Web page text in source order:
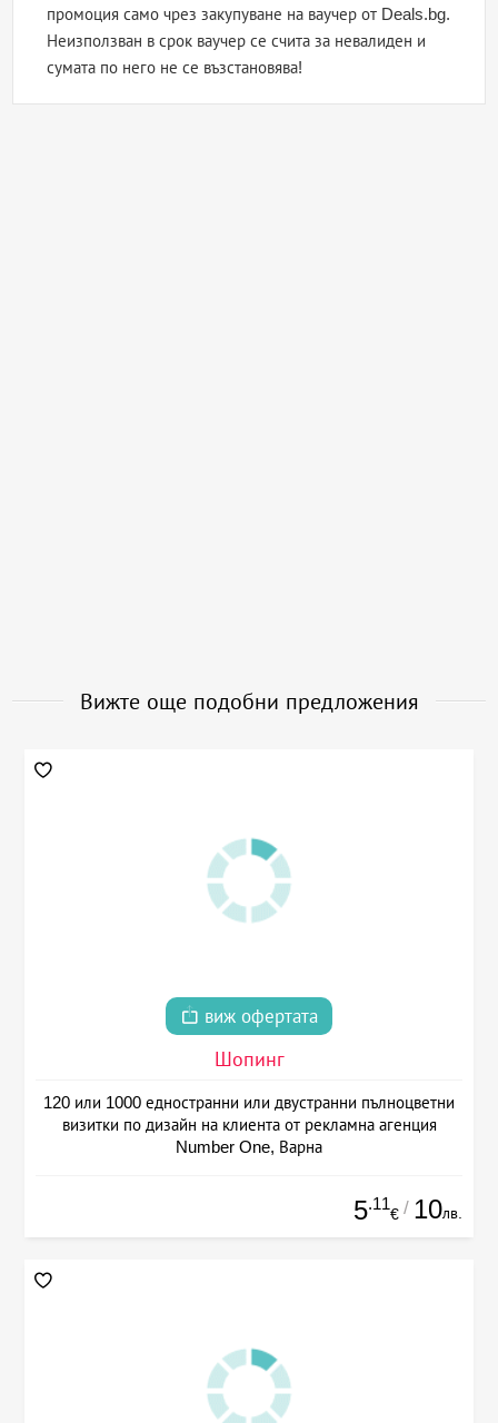
промоция само чрез закупуване на ваучер от Deals.bg.
Неизползван в срок ваучер се счита за невалиден и
сумата по него не се възстановява!
Вижте още подобни предложения
виж офертата
Шопинг
120 или 1000 едностранни или двустранни пълноцветни
визитки по дизайн на клиента от рекламна агенция
Number One, Варна
5.11
€ / 10лв.